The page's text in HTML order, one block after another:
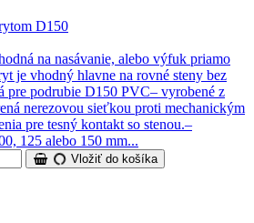
D150
na nasávanie, alebo výfuk priamo
je vhodný hlavne na rovné steny bez
pre podrubie D150 PVC– vyrobené z
nerezovou sieťkou proti mechanickým
pre tesný kontakt so stenou.–
125 alebo 150 mm...
Vložiť do košíka